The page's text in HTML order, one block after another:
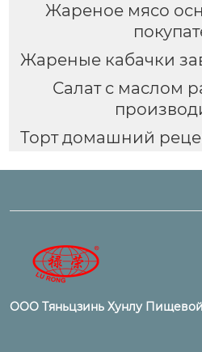
Жареное мясо
Жареные кабачки
Салат с маслом
Торт домашний
ООО Тяньцзинь Хунлу Пищевой